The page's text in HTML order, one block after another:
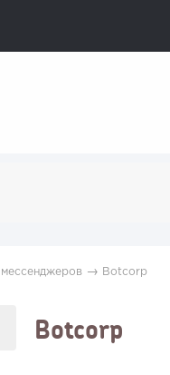
→ Botcorp
Botcorp